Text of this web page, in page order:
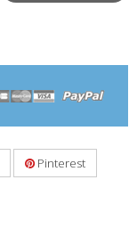
Pinterest